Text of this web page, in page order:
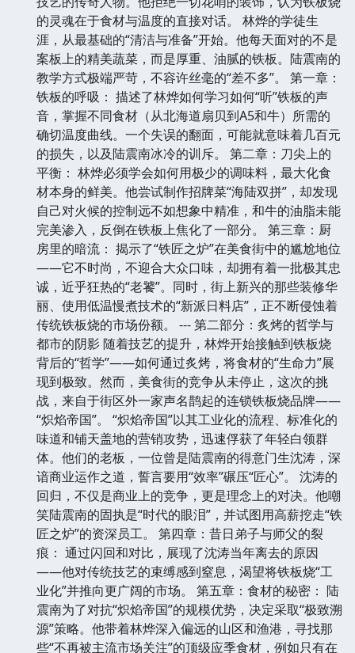
的灵魂在于食材与温度的直接对话。 林烨的学徒生
涯，从最基础的“清洁与准备”开始。他每天面对的不是
案板上的精美蔬菜，而是厚重、油腻的铁板。陆震南的
教学方式极端严苛，不容许丝毫的“差不多”。 第一章：
铁板的呼吸： 描述了林烨如何学习如何“听”铁板的声
音，掌握不同食材（从北海道扇贝到A5和牛）所需的
确切温度曲线。一个失误的翻面，可能就意味着几百元
的损失，以及陆震南冰冷的训斥。 第二章：刀尖上的
平衡： 林烨必须学会如何用极少的调味料，最大化食
材本身的鲜美。他尝试制作招牌菜“海陆双拼”，却发现
自己对火候的控制远不如想象中精准，和牛的油脂未能
完美渗入，反倒在铁板上焦化了一部分。 第三章：厨
房里的暗流： 揭示了“铁匠之炉”在美食街中的尴尬地位
——它不时尚，不迎合大众口味，却拥有着一批极其忠
诚，近乎狂热的“老饕”。同时，街上新兴的那些装修华
丽、使用低温慢煮技术的“新派日料店”，正不断侵蚀着
传统铁板烧的市场份额。 --- 第二部分：炙烤的哲学与
都市的阴影 随着技艺的提升，林烨开始接触到铁板烧
背后的“哲学”——如何通过炙烤，将食材的“生命力”展
现到极致。然而，美食街的竞争从未停止，这次的挑
战，来自于街区外一家声名鹊起的连锁铁板烧品牌——
“炽焰帝国”。 “炽焰帝国”以其工业化的流程、标准化的
味道和铺天盖地的营销攻势，迅速俘获了年轻白领群
体。他们的老板，一位曾是陆震南的得意门生沈涛，深
谙商业运作之道，誓言要用“效率”碾压“匠心”。 沈涛的
回归，不仅是商业上的竞争，更是理念上的对决。他嘲
笑陆震南的固执是“时代的眼泪”，并试图用高薪挖走“铁
匠之炉”的资深员工。 第四章：昔日弟子与师父的裂
痕： 通过闪回和对比，展现了沈涛当年离去的原因
——他对传统技艺的束缚感到窒息，渴望将铁板烧“工
业化”并推向更广阔的市场。 第五章：食材的秘密： 陆
震南为了对抗“炽焰帝国”的规模优势，决定采取“极致溯
源”策略。他带着林烨深入偏远的山区和渔港，寻找那
些“不再被主流市场关注”的顶级应季食材，例如只有在